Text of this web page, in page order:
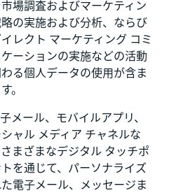
場調査およびマーケティン
の実施および分析、ならび
レクト マーケティング コミ
ーションの実施などの活動
る個人データの使用が含ま
。
メール、モバイルアプリ、
ャル メディア チャネルな
まざまなデジタル タッチポ
を通じて、パーソナライズ
電子メール、メッセージま